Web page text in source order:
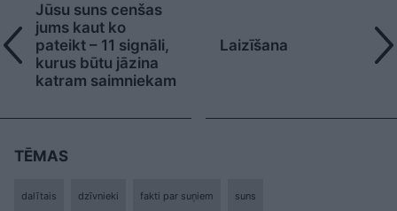
Jūsu suns cenšas
jums kaut ko
pateikt – 11 signāli,
kurus būtu jāzina
katram saimniekam
Laizīšana
TĒMAS
dalītais dzīvnieki fakti par suņiem suns